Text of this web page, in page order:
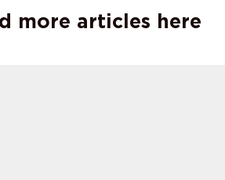
more articles here